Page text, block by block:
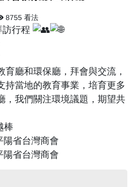
8755 看法
訪行程
育廳和環保廳，拜會與交流，
持當地的教育事業，培育更多
，我們關注環境議題，期望共
棒